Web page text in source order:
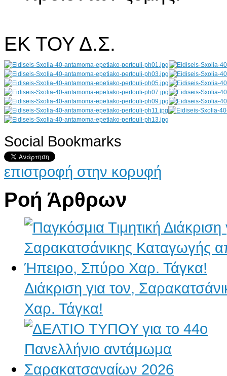
ΕΚ ΤΟΥ Δ.Σ.
AdmirorGallery 4.5.0, author/s Vasiljevski& Kekeljevic
Social Bookmarks
επιστροφή στην κορυφή
Ροή Άρθρων
Διάκριση για τον,
Χαρ. Τάγκα!